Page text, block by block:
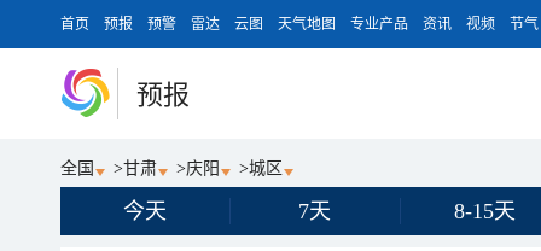
首页 预报 预警 雷达 云图 天气地图 专业产品 资讯 视频 节气
预报
全国 >甘肃 >庆阳 >城区
今天 7天 8-15天